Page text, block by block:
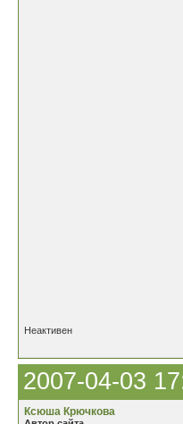
Неактивен
2007-04-03
Ксюша Крючкова